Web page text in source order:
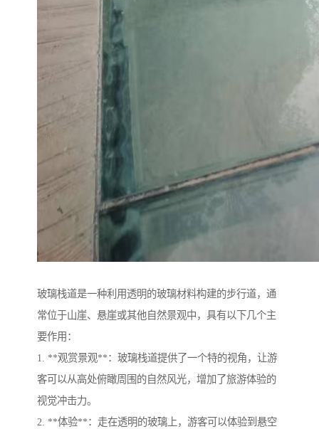
玻璃栈道是一种利用透明的玻璃材料构建的步行道，通
常位于山崖、悬崖或其他自然景观中，具有以下几个主
要作用：
1. **观赏景观**：玻璃栈道提供了一个特的视角，让游
客可以从高处俯瞰周围的自然风光，增加了旅游体验的
视觉冲击力。
2. **体验**：走在透明的玻璃上，游客可以体验到悬空